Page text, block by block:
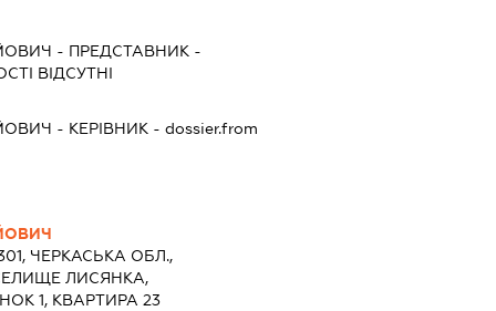
- ПРЕДСТАВНИК -
ВІДСУТНІ
- КЕРІВНИК - dossier.from
ЧЕРКАСЬКА ОБЛ.,
ЛИСЯНКА,
1, КВАРТИРА 23